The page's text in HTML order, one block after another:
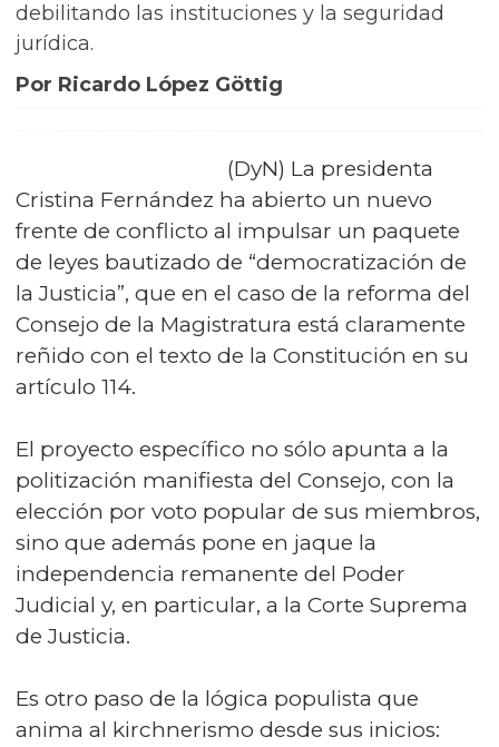
debilitando las instituciones y la seguridad
jurídica.
Por Ricardo López Göttig
(DyN) La presidenta
Cristina Fernández ha abierto un nuevo
frente de conflicto al impulsar un paquete
de leyes bautizado de “democratización de
la Justicia”, que en el caso de la reforma del
Consejo de la Magistratura está claramente
reñido con el texto de la Constitución en su
artículo 114.
El proyecto específico no sólo apunta a la
politización manifiesta del Consejo, con la
elección por voto popular de sus miembros,
sino que además pone en jaque la
independencia remanente del Poder
Judicial y, en particular, a la Corte Suprema
de Justicia.
Es otro paso de la lógica populista que
anima al kirchnerismo desde sus inicios: